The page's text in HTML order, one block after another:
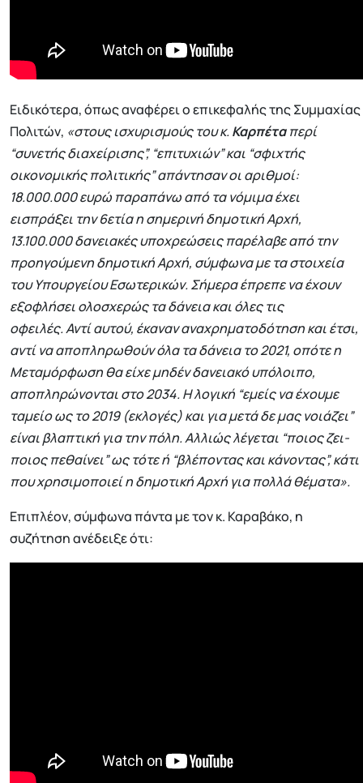
Ειδικότερα, όπως αναφέρει ο επικεφαλής της Συμμαχίας
Πολιτών, «στους ισχυρισμούς του κ.Καρπέταπερί
“συνετής διαχείρισης”, “επιτυχιών” και “σφιχτής
οικονομικής πολιτικής” απάντησαν οι αριθμοί:
18.000.000 ευρώ παραπάνω από τα νόμιμα έχει
εισπράξει την 6ετία η σημερινή δημοτική Αρχή,
13.100.000 δανειακές υποχρεώσεις παρέλαβε από την
προηγούμενη δημοτική Αρχή, σύμφωνα με τα στοιχεία
του Υπουργείου Εσωτερικών. Σήμερα έπρεπε να έχουν
εξοφλήσει ολοσχερώς τα δάνεια και όλες τις
οφειλές. Αντί αυτού, έκαναν αναχρηματοδότηση και έτσι,
αντί να αποπληρωθούν όλα τα δάνεια το 2021, οπότε η
Μεταμόρφωση θα είχε μηδέν δανειακό υπόλοιπο,
αποπληρώνονται στο 2034. Η λογική “εμείς να έχουμε
ταμείο ως το 2019 (εκλογές) και για μετά δε μας νοιάζει”
είναι βλαπτική για την πόλη. Αλλιώς λέγεται “ποιος ζει-
ποιος πεθαίνει” ως τότε ή “βλέποντας και κάνοντας”, κάτι
που χρησιμοποιεί η δημοτική Αρχή για πολλά θέματα».
Επιπλέον, σύμφωνα πάντα με τον κ. Καραβάκο, η
συζήτηση ανέδειξε ότι: